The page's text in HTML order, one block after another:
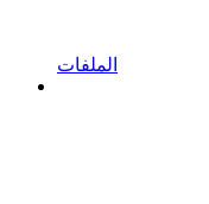
الملفات